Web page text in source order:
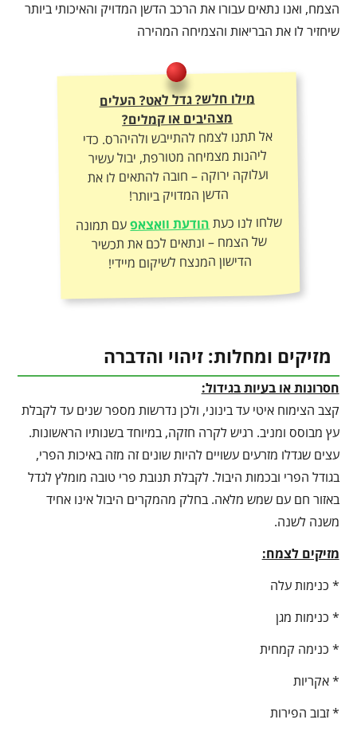
הצמח, ואנו נתאים עבורו את הרכב הדשן המדויק והאיכותי ביותר
שיחזיר לו את הבריאות והצמיחה המהירה
מילו חלש? גדל לאט? העלים
מצהיבים או קמלים?
אל תתנו לצמח להתייבש ולהיהרס. כדי
ליהנות מצמיחה מטורפת, יבול עשיר
ועלוקה ירוקה – חובה להתאים לו את
הדשן המדויק ביותר!
שלחו לנו כעתהודעת וואצאפעם תמונה
של הצמח – ונתאים לכם את תכשיר
הדישון המנצח לשיקום מיידי!
מזיקים ומחלות: זיהוי והדברה
חסרונות או בעיות בגידול:
קצב הצימוח איטי עד בינוני, ולכן נדרשות מספר שנים עד לקבלת
עץ מבוסס ומניב. רגיש לקרה חזקה, במיוחד בשנותיו הראשונות.
עצים שגדלו מזרעים עשויים להיות שונים זה מזה באיכות הפרי,
בגודל הפרי ובכמות היבול. לקבלת תנובת פרי טובה מומלץ לגדל
באזור חם עם שמש מלאה. בחלק מהמקרים היבול אינו אחיד
משנה לשנה.
מזיקים לצמח:
* כנימות עלה
* כנימות מגן
* כנימה קמחית
* אקריות
* זבוב הפירות